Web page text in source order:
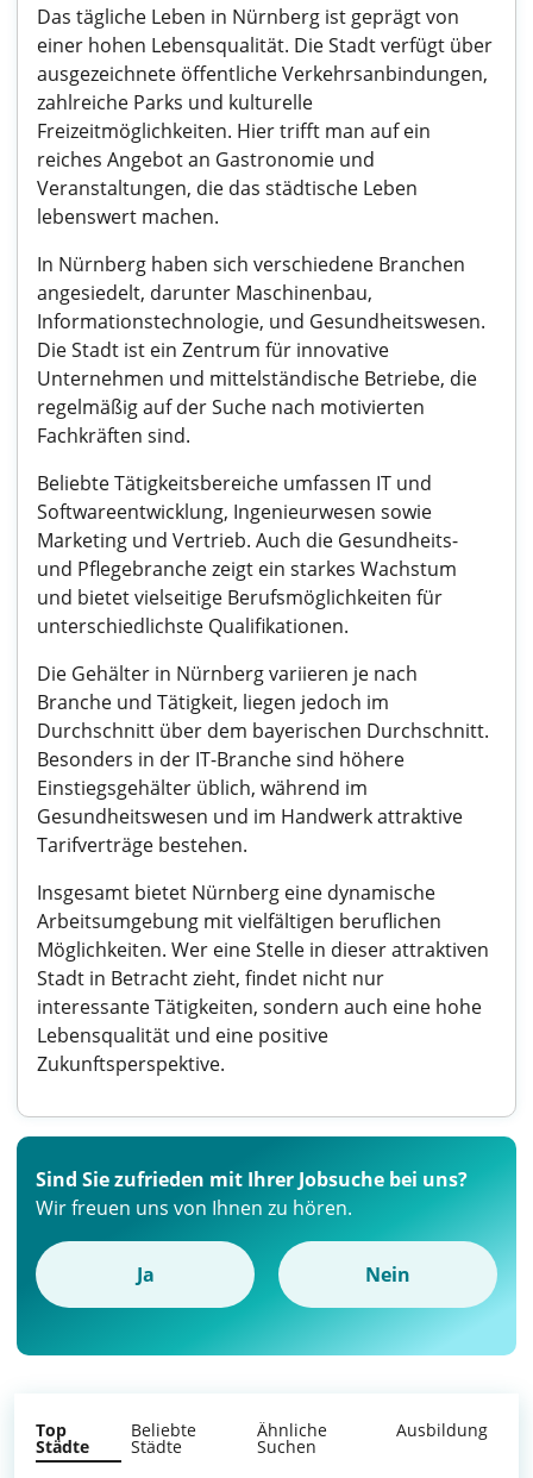
Das tägliche Leben in Nürnberg ist geprägt von
einer hohen Lebensqualität. Die Stadt verfügt über
ausgezeichnete öffentliche Verkehrsanbindungen,
zahlreiche Parks und kulturelle
Freizeitmöglichkeiten. Hier trifft man auf ein
reiches Angebot an Gastronomie und
Veranstaltungen, die das städtische Leben
lebenswert machen.
In Nürnberg haben sich verschiedene Branchen
angesiedelt, darunter Maschinenbau,
Informationstechnologie, und Gesundheitswesen.
Die Stadt ist ein Zentrum für innovative
Unternehmen und mittelständische Betriebe, die
regelmäßig auf der Suche nach motivierten
Fachkräften sind.
Beliebte Tätigkeitsbereiche umfassen IT und
Softwareentwicklung, Ingenieurwesen sowie
Marketing und Vertrieb. Auch die Gesundheits-
und Pflegebranche zeigt ein starkes Wachstum
und bietet vielseitige Berufsmöglichkeiten für
unterschiedlichste Qualifikationen.
Die Gehälter in Nürnberg variieren je nach
Branche und Tätigkeit, liegen jedoch im
Durchschnitt über dem bayerischen Durchschnitt.
Besonders in der IT-Branche sind höhere
Einstiegsgehälter üblich, während im
Gesundheitswesen und im Handwerk attraktive
Tarifverträge bestehen.
Insgesamt bietet Nürnberg eine dynamische
Arbeitsumgebung mit vielfältigen beruflichen
Möglichkeiten. Wer eine Stelle in dieser attraktiven
Stadt in Betracht zieht, findet nicht nur
interessante Tätigkeiten, sondern auch eine hohe
Lebensqualität und eine positive
Zukunftsperspektive.
Sind Sie zufrieden mit Ihrer Jobsuche bei uns?
Wir freuen uns von Ihnen zu hören.
Ja Nein
Top
Städte
Beliebte
Städte
Ähnliche
Suchen
Ausbildung